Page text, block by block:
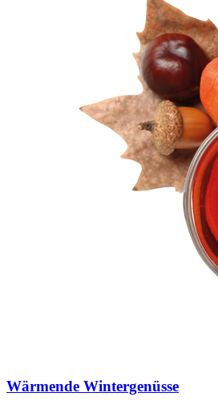
Wärmende Wintergenüsse